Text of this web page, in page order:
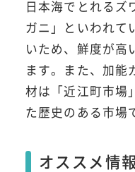
日本海でとれるズ
ガニ」といわれて
いため、鮮度が高
ます。また、加能
材は「近江町市場
た歴史のある市場
オススメ情報